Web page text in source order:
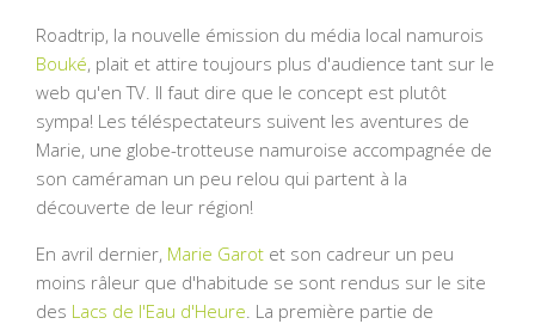
Roadtrip, la nouvelle émission du média local namurois
Bouké, plait et attire toujours plus d'audience tant sur le
web qu'en TV. Il faut dire que le concept est plutôt
sympa! Les téléspectateurs suivent les aventures de
Marie, une globe-trotteuse namuroise accompagnée de
son caméraman un peu relou qui partent à la
découverte de leur région!
En avril dernier, Marie Garot et son cadreur un peu
moins râleur que d'habitude se sont rendus sur le site
des Lacs de l'Eau d'Heure . La première partie de